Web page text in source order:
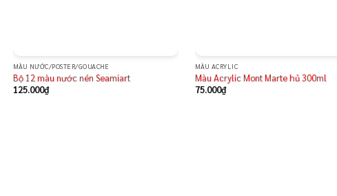
MÀU NƯỚC/POSTER/GOUACHE
Bộ 12 màu nước nén Seamiart
125.000₫
MÀU ACRYLIC
Màu Acrylic Mont Marte hủ 300ml
75.000₫